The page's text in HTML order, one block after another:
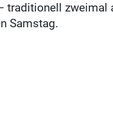
traditionell zweimal
Samstag.